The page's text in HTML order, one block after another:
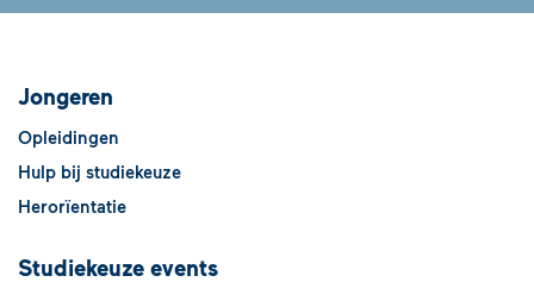
Jongeren
Opleidingen
Hulp bij studiekeuze
Herorïentatie
Studiekeuze events